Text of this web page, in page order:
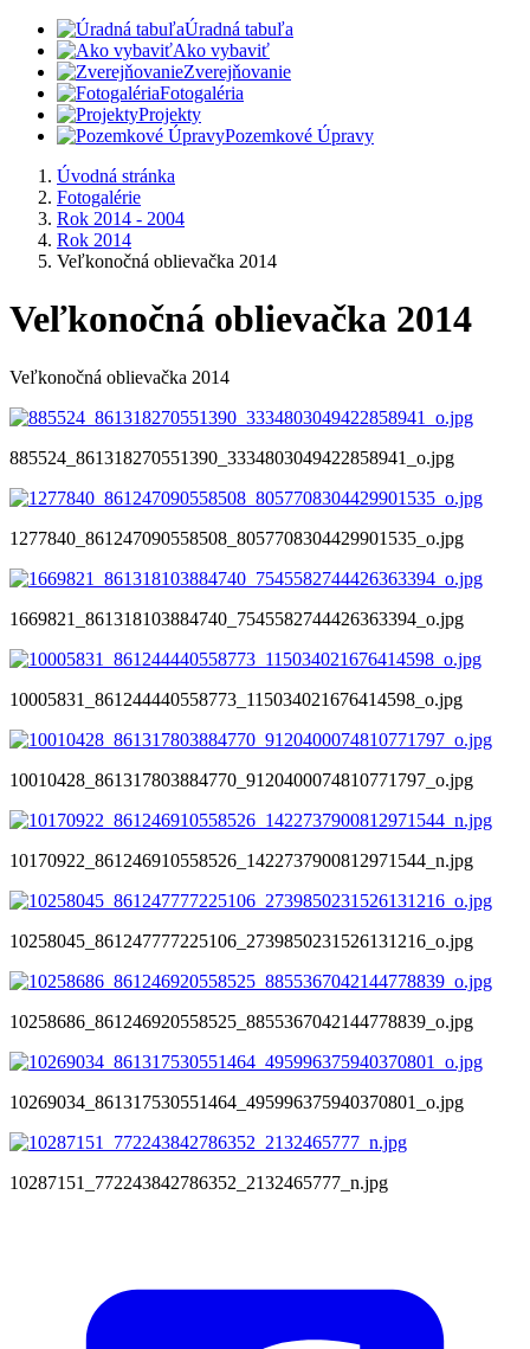
Úradná tabuľa
Ako vybaviť
Zverejňovanie
Fotogaléria
Projekty
Pozemkové Úpravy
Úvodná stránka
Fotogalérie
Rok 2014 - 2004
Rok 2014
Veľkonočná oblievačka 2014
Veľkonočná oblievačka 2014
Veľkonočná oblievačka 2014
885524_861318270551390_3334803049422858941_o.jpg
1277840_861247090558508_8057708304429901535_o.jpg
1669821_861318103884740_7545582744426363394_o.jpg
10005831_861244440558773_115034021676414598_o.jpg
10010428_861317803884770_9120400074810771797_o.jpg
10170922_861246910558526_1422737900812971544_n.jpg
10258045_861247777225106_2739850231526131216_o.jpg
10258686_861246920558525_8855367042144778839_o.jpg
10269034_861317530551464_495996375940370801_o.jpg
10287151_772243842786352_2132465777_n.jpg